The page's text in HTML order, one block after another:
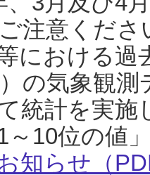
注意くだ
における過
）の気象観
統計を実
～10位の値
知らせ（